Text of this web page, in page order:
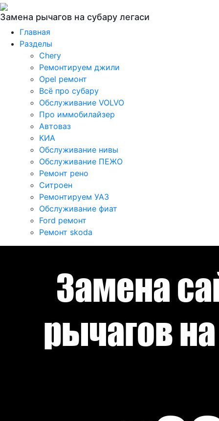
Замена рычагов на субару легаси
Главная
Разделы
Chery
Ремонтируем джили
Opel ремонт
Всё про субару
Обслуживание VOLVO
Про иммобилайзер
Автоваз
КИА
Обслуживание нивы
Обслуживание ПЕЖО
Ремонт рено
Ситроен
Ремонтируем УАЗ
Обслуживание фиат
Ford ремонт
Ремонт skoda